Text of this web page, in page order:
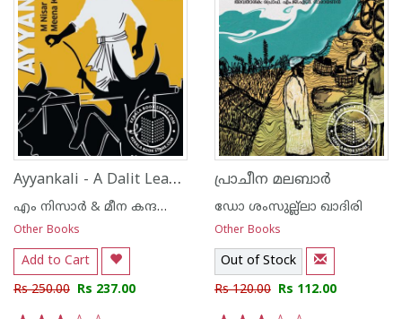
Ayyankali - A Dalit Leader of Organic Protest
എം നിസാര്‍ & മീന കന്ദസ്വാമി
Other Books
Add to Cart
Rs 250.00 Rs 237.00
പ്രാചീന മലബാര്‍
ഡോ ശംസുല്ല്ലാ ഖാദിരി
Other Books
Out of Stock
Rs 120.00 Rs 112.00